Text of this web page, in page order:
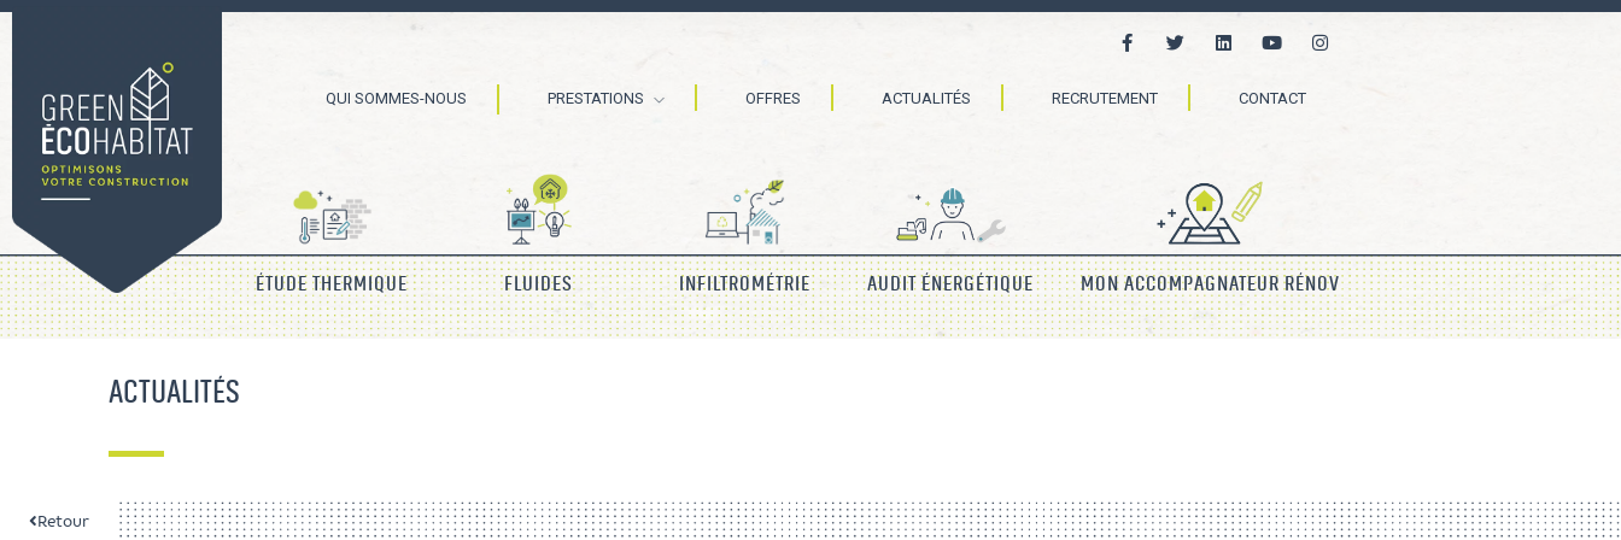
QUI SOMMES-NOUS PRESTATIONS OFFRES ACTUALITÉS RECRUTEMENT CONTACT
ÉTUDE THERMIQUE FLUIDES INFILTROMÉTRIE AUDIT ÉNERGÉTIQUE MON ACCOMPAGNATEUR RÉNOV
ACTUALITÉS
Retour